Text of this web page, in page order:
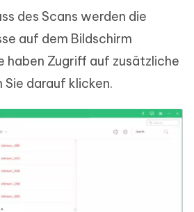
des Scans werden die
auf dem Bildschirm
haben Zugriff auf zusätzliche
Sie darauf klicken.